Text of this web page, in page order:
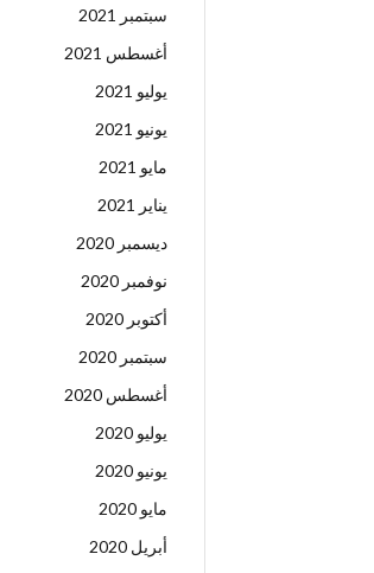
سبتمبر 2021
أغسطس 2021
يوليو 2021
يونيو 2021
مايو 2021
يناير 2021
ديسمبر 2020
نوفمبر 2020
أكتوبر 2020
سبتمبر 2020
أغسطس 2020
يوليو 2020
يونيو 2020
مايو 2020
أبريل 2020